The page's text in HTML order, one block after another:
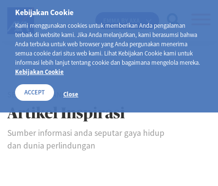
Kebijakan Cookie
Kami menggunakan cookies untuk memberikan Anda pengalaman
terbaik di website kami. Jika Anda melanjutkan, kami berasumsi bahwa
Anda terbuka untuk web browser yang Anda pergunakan menerima
semua cookie dari situs web kami. Lihat Kebijakan Cookie kami untuk
informasi lebih lanjut tentang cookie dan bagaimana mengelola mereka.
Kebijakan Cookie
ACCEPT Close
SELAMAT DATANG DI
Artikel Inspirasi
Sumber informasi anda seputar gaya hidup
dan dunia perlindungan